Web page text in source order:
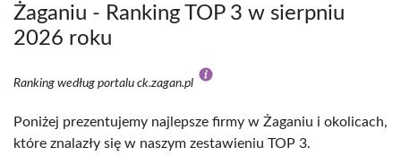
Żaganiu - Ranking TOP 3 w sierpniu
2026 roku
Ranking według portalu ck.zagan.pl
Poniżej prezentujemy najlepsze firmy w Żaganiu i okolicach,
które znalazły się w naszym zestawieniu TOP 3.